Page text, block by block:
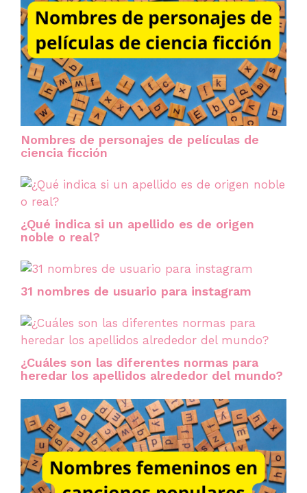
Nombres de personajes de películas de
ciencia ficción
¿Qué indica si un apellido es de origen
noble o real?
31 nombres de usuario para instagram
¿Cuáles son las diferentes normas para
heredar los apellidos alrededor del mundo?